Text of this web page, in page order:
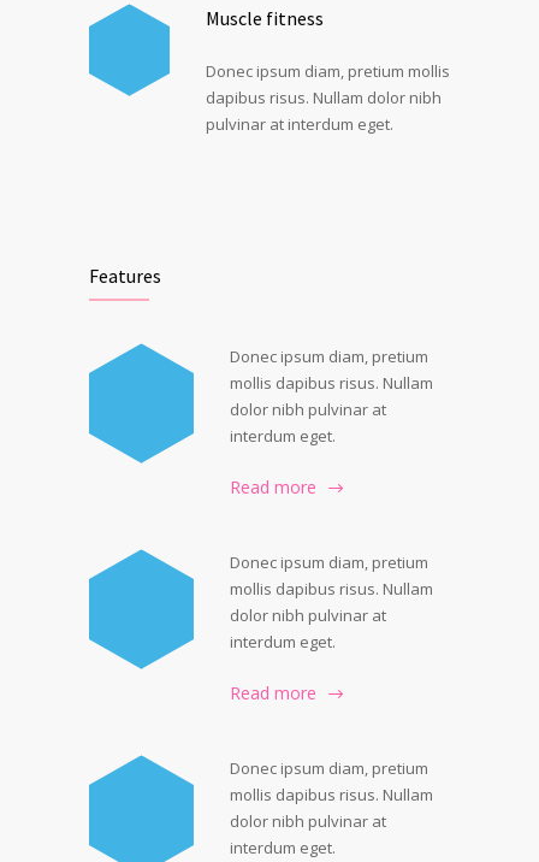
Muscle fitness
Donec ipsum diam, pretium mollis
dapibus risus. Nullam dolor nibh
pulvinar at interdum eget.
Features
Donec ipsum diam, pretium
mollis dapibus risus. Nullam
dolor nibh pulvinar at
interdum eget.
Read more
Donec ipsum diam, pretium
mollis dapibus risus. Nullam
dolor nibh pulvinar at
interdum eget.
Read more
Donec ipsum diam, pretium
mollis dapibus risus. Nullam
dolor nibh pulvinar at
interdum eget.